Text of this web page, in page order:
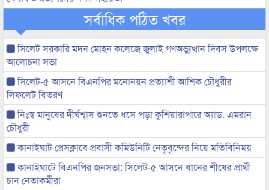
সর্বাধিক পঠিত খবর
সিলেট সরকারি মদন মোহন কলেজে জুলাই গণঅভ্যুত্থান দিবস উপলক্ষে
আলোচনা সভা
সিলেট-৫ আসনে বিএনপির মনোনয়ন প্রত্যাশী আশিক চৌধুরীর
লিফলেট বিতরণ
নিঃস্ব মানুষের দীর্ঘশ্বাস শুনতে ধসে পড়া কুশিয়ারাপারে অ্যাড. এমরান
চৌধুরী
কানাইঘাট প্রেসক্লাবে প্রবাসী কমিউনিটি নেতৃবৃন্দের নিয়ে মতিবিনিময়
কানাইঘাটে বিএনপির জনসভা: সিলেট-৫ আসনে ধানের শীষের প্রার্থী
চান নেতাকর্মীরা